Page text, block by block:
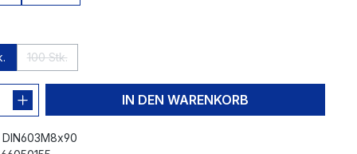
100 Stk.
IN DEN WARENKORB
DIN603M8x90